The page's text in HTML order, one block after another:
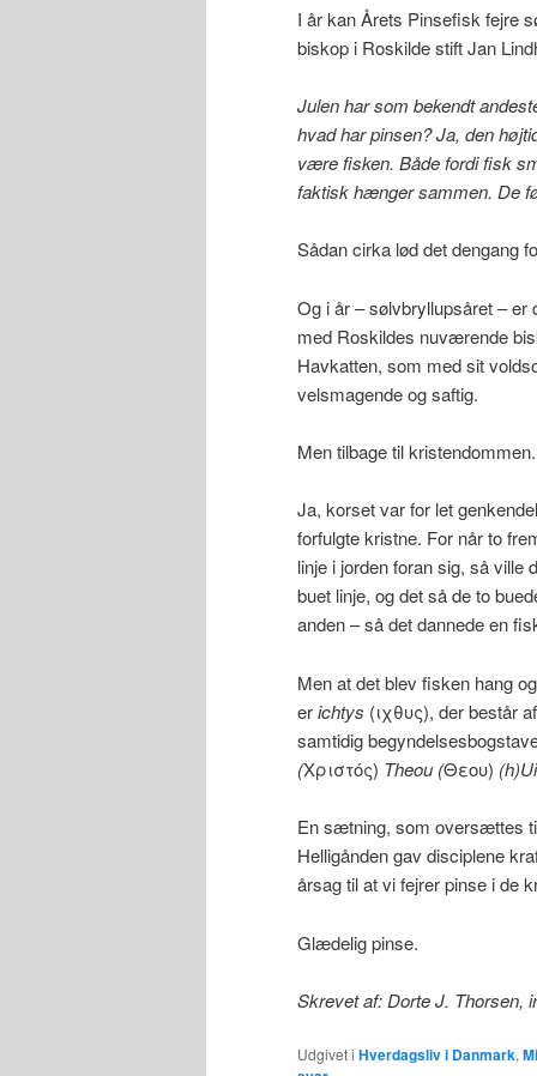
I år kan Årets Pinsefisk fejre
biskop i Roskilde stift Jan
Julen har som bekendt
hvad har pinsen?Ja, den
være fisken. Både fordi fisk
faktisk hænger sammen. De
Sådan cirka lød det dengang
Og i år – sølvbryllupsåret –
med Roskildes nuværende
Havkatten, som med sit
velsmagende og saftig.
Men tilbage til
Ja, korset var for let
forfulgte kristne. For når to
linje i jorden foran sig, så ville
buet linje, og det så de to
anden – så det dannede en
Men at det blev fisken hang
erichtys (ιχθυς), der består
samtidig
(Χριστός) Theou (Θεου)
En sætning, som oversættes
Helligånden gav disciplene
årsag til at vi fejrer pinse i de
Glædelig pinse.
Skrevet af: Dorte J. Thorsen,
Udgivet i Hverdagsliv i Danmark,